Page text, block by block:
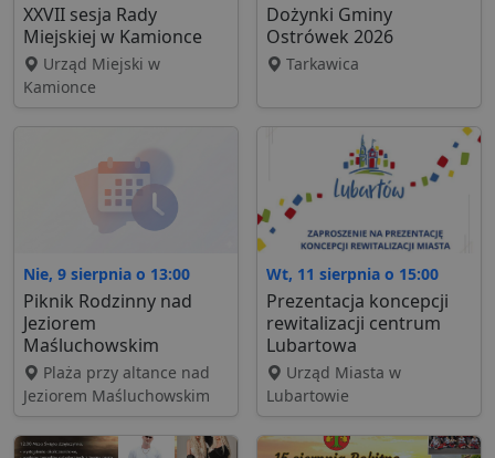
XXVII sesja Rady
Miejskiej w Kamionce
Urząd Miejski w
Kamionce
Dożynki Gminy
Ostrówek 2026
Tarkawica
Nie, 9 sierpnia o 13:00
Piknik Rodzinny nad
Jeziorem
Maśluchowskim
Plaża przy altance nad
Jeziorem Maśluchowskim
Wt, 11 sierpnia o 15:00
Prezentacja koncepcji
rewitalizacji centrum
Lubartowa
Urząd Miasta w
Lubartowie